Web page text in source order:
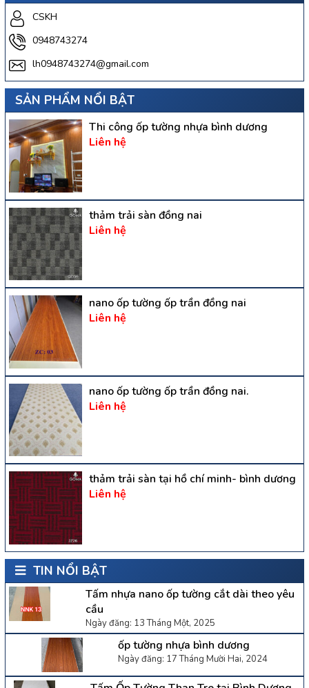
CSKH
0948743274
lh0948743274@gmail.com
SẢN PHẨM NỔI BẬT
Thi công ốp tường nhựa bình dương
Liên hệ
thảm trải sàn đồng nai
Liên hệ
nano ốp tường ốp trần đồng nai
Liên hệ
nano ốp tường ốp trần đồng nai.
Liên hệ
thảm trải sàn tại hồ chí minh- bình dương
Liên hệ
TIN NỔI BẬT
Tấm nhựa nano ốp tường cắt dài theo yêu
cầu
Ngày đăng: 13 Tháng Một, 2025
ốp tường nhựa bình dương
Ngày đăng: 17 Tháng Mười Hai, 2024